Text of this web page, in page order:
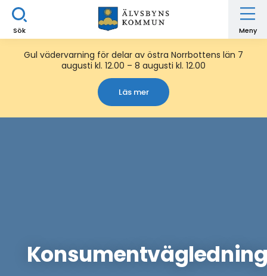
Sök Meny
Gul vädervarning för delar av östra Norrbottens län 7
augusti kl. 12.00 – 8 augusti kl. 12.00
Läs mer